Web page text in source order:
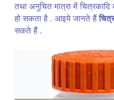
तथा अनुचित मात्रा में
हो सकता है . आइये जानते हैं
सकते हैं .